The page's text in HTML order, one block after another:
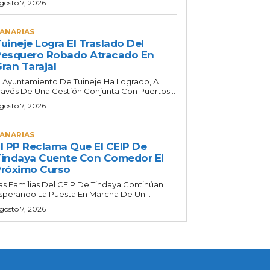
7, 2026
Logra El Traslado Del
Robado Atracado En
Tarajal
Ayuntamiento De Tuineje Ha Logrado, A
De Una Gestión Conjunta Con Puertos...
7, 2026
PP Reclama Que El CEIP De
Cuente Con Comedor El
Curso
Familias Del CEIP De Tindaya Continúan
La Puesta En Marcha De Un...
7, 2026